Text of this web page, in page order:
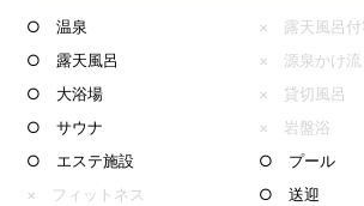
○ 温泉
× 露天風呂
○ 露天風呂
× 源泉かけ
○ 大浴場
× 貸切風
○ サウナ
× 岩盤浴
○ エステ施設
○ プール
× フィットネス
○ 送迎